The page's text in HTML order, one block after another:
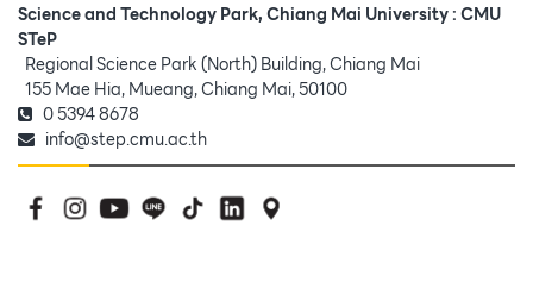
Science and Technology Park, Chiang Mai University : CMU
STeP
Regional Science Park (North) Building, Chiang Mai
155 Mae Hia, Mueang, Chiang Mai, 50100
0 5394 8678
info@step.cmu.ac.th